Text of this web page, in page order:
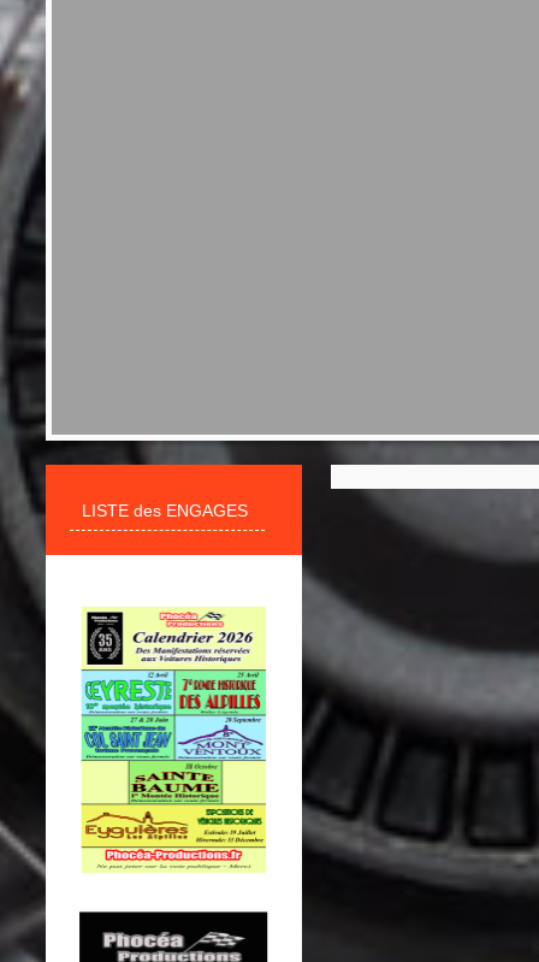
LISTE des ENGAGES